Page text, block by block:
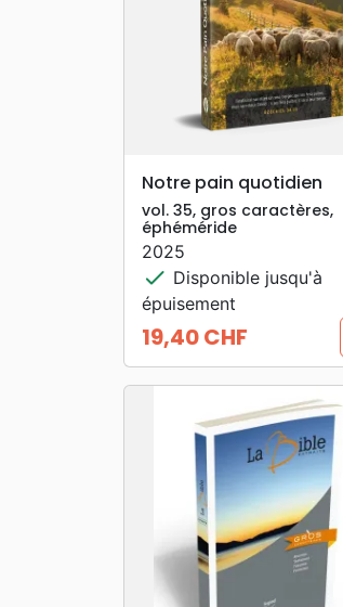
APERÇU RAPIDE
Notre pain quotidien
vol. 35, gros caractères,
éphéméride
2025
check Disponible jusqu'à
épuisement
Prix
19,40 CHF